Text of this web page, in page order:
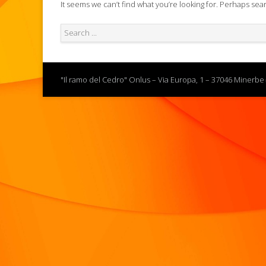
It seems we can’t find what you’re looking for. Perhaps
"Il ramo del Cedro" Onlus – Via Europa, 1 – 37046 Minerbe